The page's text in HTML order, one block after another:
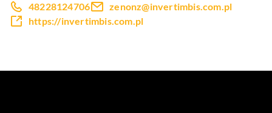
48228124706
zenonz@invertimbis.com.pl
https://invertimbis.com.pl